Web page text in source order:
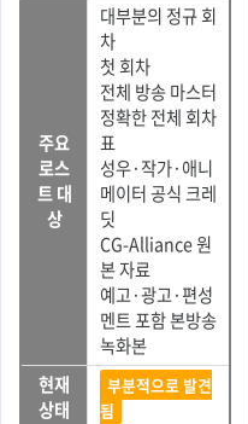
주요
로스
트 대
상
대부분의 정규 회
차
첫 회차
전체 방송 마스터
정확한 전체 회차
표
성우·작가·애니
메이터 공식 크레
딧
CG-Alliance 원
본 자료
예고·광고·편성
멘트 포함 본방송
녹화본
현재
상태
부분적으로 발견
됨